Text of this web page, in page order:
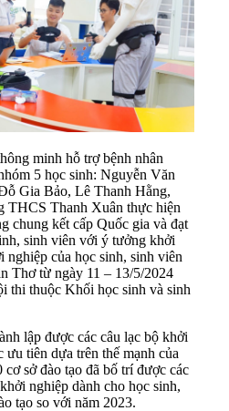
minh hỗ trợ bệnh nhân
5 học sinh: Nguyễn Văn
Gia Bảo, Lê Thanh Hằng,
THCS Thanh Xuân thực hiện
chung kết cấp Quốc gia và đạt
sinh viên với ý tưởng khởi
của học sinh, sinh viên
Thơ từ ngày 11 – 13/5/2024
thi thuộc Khối học sinh và sinh
lập được các câu lạc bộ khởi
tiên dựa trên thế mạnh của
cơ sở đào tạo đã bố trí được các
nghiệp dành cho học sinh,
tạo so với năm 2023.